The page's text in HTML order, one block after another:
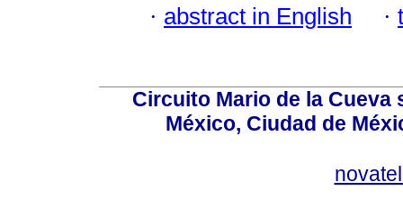
· abstract in English ·
Circuito Mario de la Cueva
México, Ciudad de